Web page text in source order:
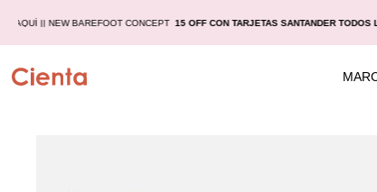
AQUÍ || NEW BAREFOOT CONCEPT15 OFF CON TARJETAS SANTANDER TODOS